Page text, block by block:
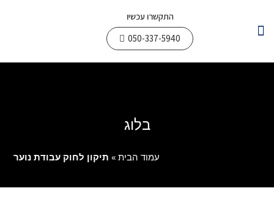
התקשרו עכשיו
050-337-5940
בלוג
עמוד הבית» תיקון לחוק עבודת נוער